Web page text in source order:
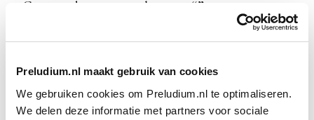
Preludium.nl maakt gebruik van cookies
We gebruiken cookies om Preludium.nl te optimaliseren.
We delen deze informatie met partners voor sociale
Geen resultaten gevonden voor “”.